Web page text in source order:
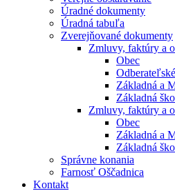
Úradné dokumenty
Úradná tabuľa
Zverejňované dokumenty
Zmluvy, faktúry a
Obec
Základná a
Základná
Zmluvy, faktúry a
Obec
Základná a
Základná
Správne konania
Farnosť Oščadnica
Kontakt